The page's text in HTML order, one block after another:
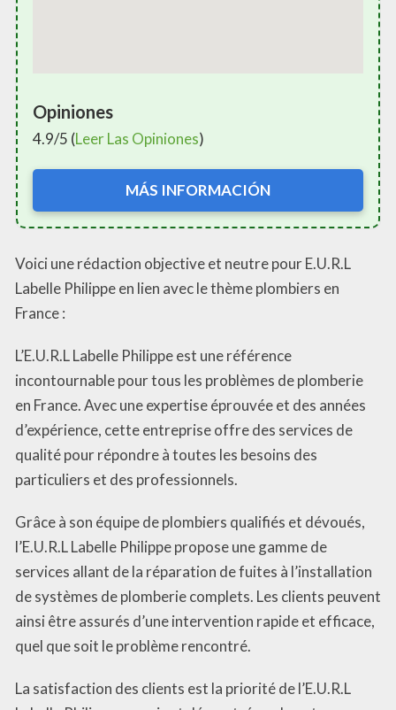
Opiniones
4.9/5 (Leer Las Opiniones)
MÁS INFORMACIÓN
Voici une rédaction objective et neutre pour E.U.R.L
Labelle Philippe en lien avec le thème plombiers en
France :
L’E.U.R.L Labelle Philippe est une référence
incontournable pour tous les problèmes de plomberie
en France. Avec une expertise éprouvée et des années
d’expérience, cette entreprise offre des services de
qualité pour répondre à toutes les besoins des
particuliers et des professionnels.
Grâce à son équipe de plombiers qualifiés et dévoués,
l’E.U.R.L Labelle Philippe propose une gamme de
services allant de la réparation de fuites à l’installation
de systèmes de plomberie complets. Les clients peuvent
ainsi être assurés d’une intervention rapide et efficace,
quel que soit le problème rencontré.
La satisfaction des clients est la priorité de l’E.U.R.L